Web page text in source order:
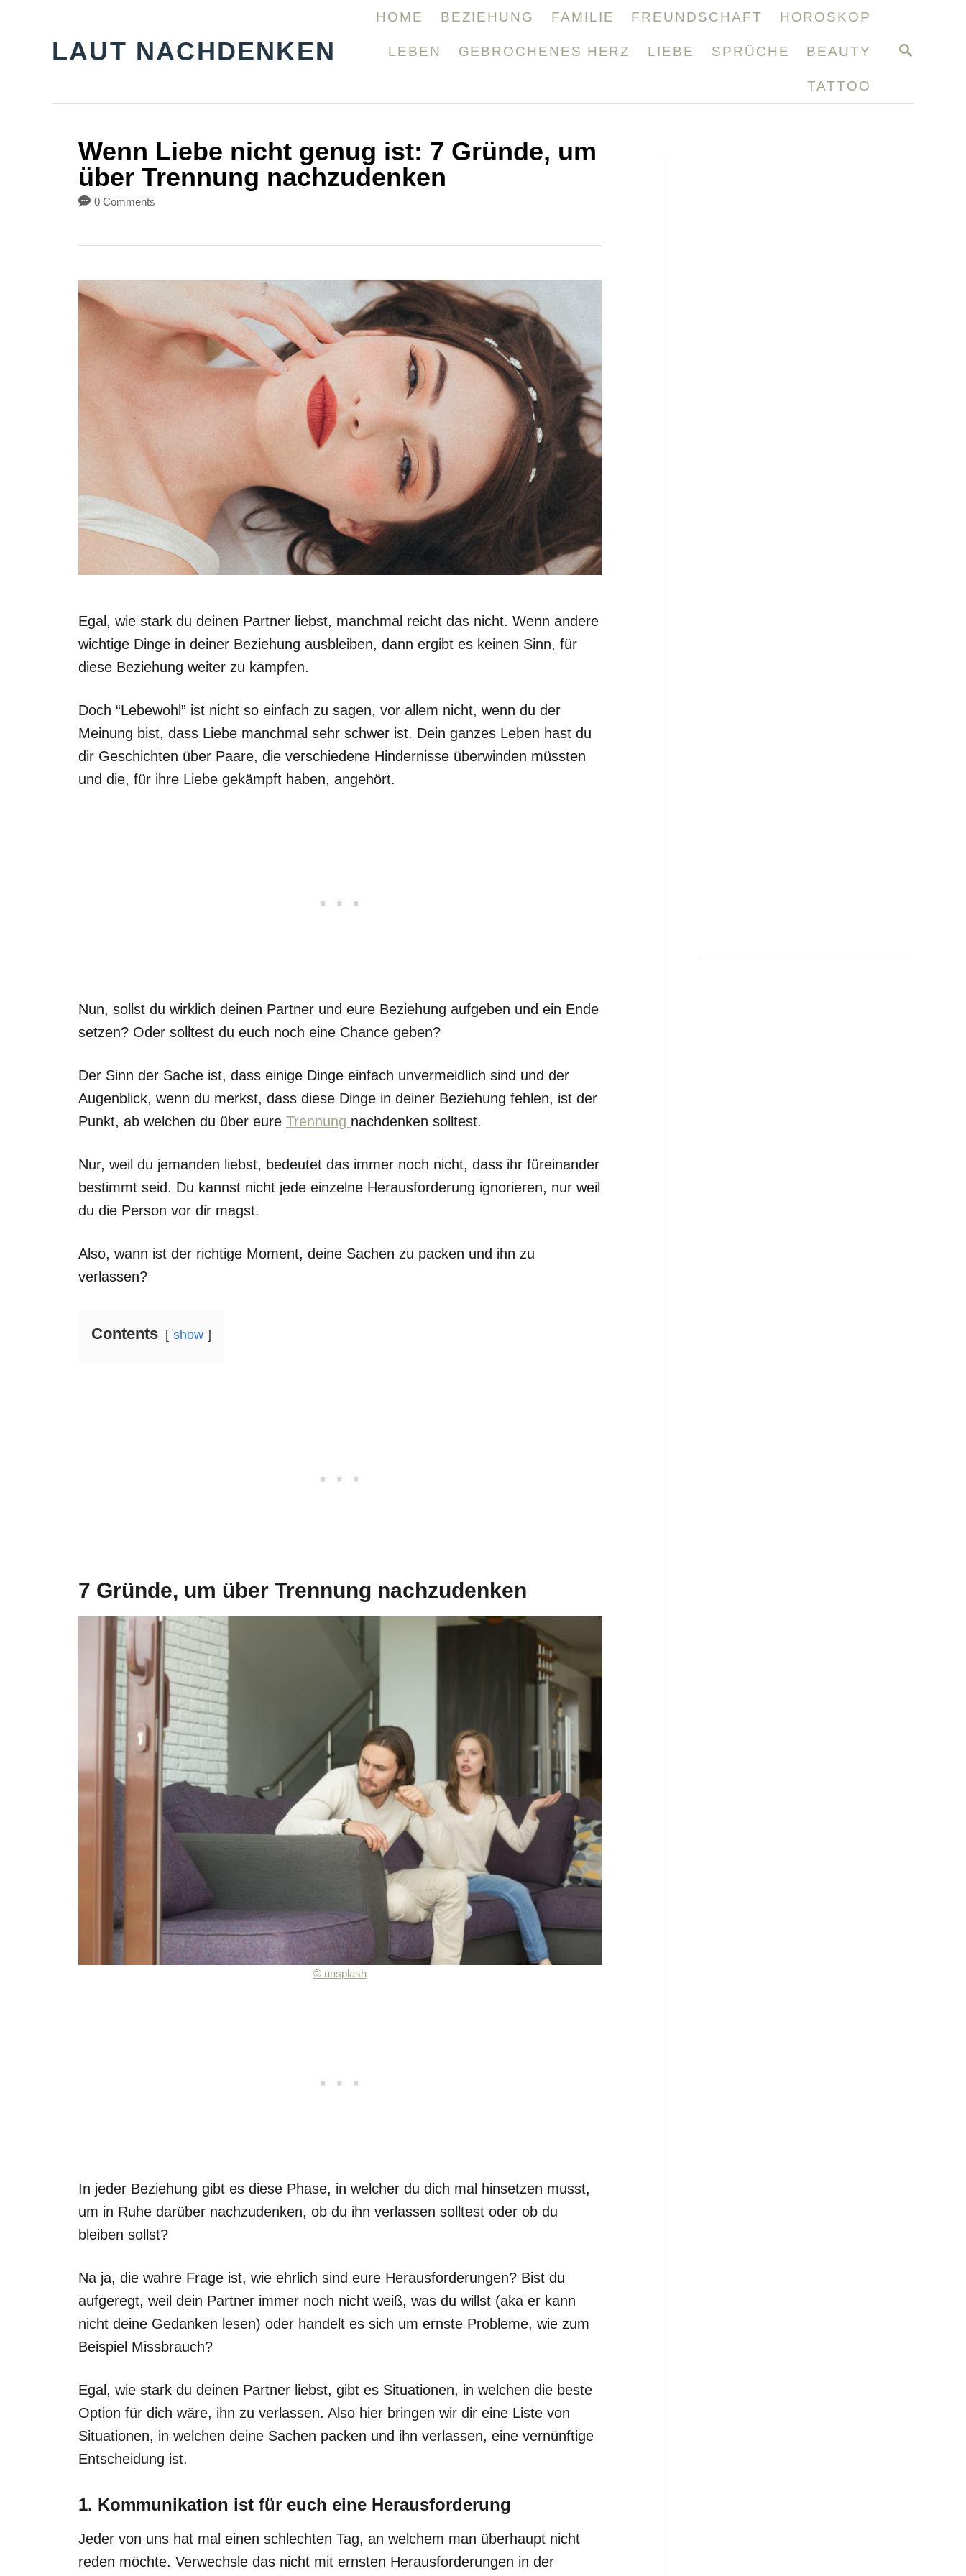
S
LAUT NACHDENKEN
HOME BEZIEHUNG FAMILIE FREUNDSCHAFT HOROSKOP
LEBEN GEBROCHENES HERZ LIEBE SPRÜCHE BEAUTY
TATTOO
Wenn Liebe nicht genug ist: 7 Gründe, um
über Trennung nachzudenken
0 Comments
Egal, wie stark du deinen Partner liebst, manchmal reicht das nicht. Wenn andere
wichtige Dinge in deiner Beziehung ausbleiben, dann ergibt es keinen Sinn, für
diese Beziehung weiter zu kämpfen.
Doch “Lebewohl” ist nicht so einfach zu sagen, vor allem nicht, wenn du der
Meinung bist, dass Liebe manchmal sehr schwer ist. Dein ganzes Leben hast du
dir Geschichten über Paare, die verschiedene Hindernisse überwinden müssten
und die, für ihre Liebe gekämpft haben, angehört.
Nun, sollst du wirklich deinen Partner und eure Beziehung aufgeben und ein Ende
setzen? Oder solltest du euch noch eine Chance geben?
Der Sinn der Sache ist, dass einige Dinge einfach unvermeidlich sind und der
Augenblick, wenn du merkst, dass diese Dinge in deiner Beziehung fehlen, ist der
Punkt, ab welchen du über eure Trennung nachdenken solltest.
Nur, weil du jemanden liebst, bedeutet das immer noch nicht, dass ihr füreinander
bestimmt seid. Du kannst nicht jede einzelne Herausforderung ignorieren, nur weil
du die Person vor dir magst.
Also, wann ist der richtige Moment, deine Sachen zu packen und ihn zu
verlassen?
Contents show
7 Gründe, um über Trennung nachzudenken
© unsplash
In jeder Beziehung gibt es diese Phase, in welcher du dich mal hinsetzen musst,
um in Ruhe darüber nachzudenken, ob du ihn verlassen solltest oder ob du
bleiben sollst?
Na ja, die wahre Frage ist, wie ehrlich sind eure Herausforderungen? Bist du
aufgeregt, weil dein Partner immer noch nicht weiß, was du willst (aka er kann
nicht deine Gedanken lesen) oder handelt es sich um ernste Probleme, wie zum
Beispiel Missbrauch?
Egal, wie stark du deinen Partner liebst, gibt es Situationen, in welchen die beste
Option für dich wäre, ihn zu verlassen. Also hier bringen wir dir eine Liste von
Situationen, in welchen deine Sachen packen und ihn verlassen, eine vernünftige
Entscheidung ist.
1. Kommunikation ist für euch eine Herausforderung
Jeder von uns hat mal einen schlechten Tag, an welchem man überhaupt nicht
reden möchte. Verwechsle das nicht mit ernsten Herausforderungen in der